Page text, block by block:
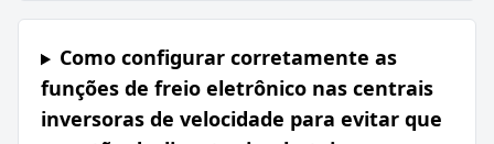
Como configurar corretamente as
funções de freio eletrônico nas centrais
inversoras de velocidade para evitar que